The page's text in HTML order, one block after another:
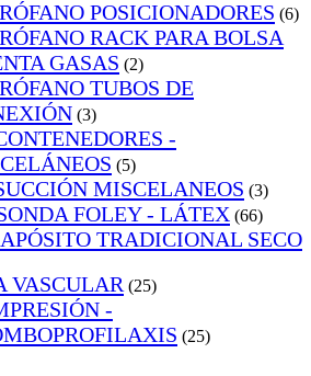
POSICIONADORES (6)
RACK PARA BOLSA
GASAS (2)
TUBOS DE
(3)
-
(5)
MISCELANEOS (3)
FOLEY - LÁTEX (66)
TRADICIONAL SECO
VASCULAR (25)
-
(25)